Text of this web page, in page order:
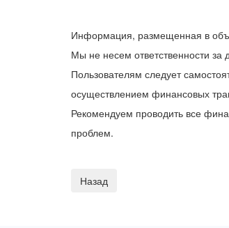
Информация, размещенная в
Мы не несем ответственности за
Пользователям следует
осуществлением финансовых
Рекомендуем проводить все
проблем.